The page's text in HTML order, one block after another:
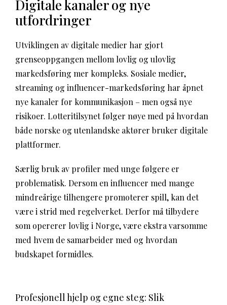
Digitale kanaler og nye
utfordringer
Utviklingen av digitale medier har gjort
grenseoppgangen mellom lovlig og ulovlig
markedsføring mer kompleks. Sosiale medier,
streaming og influencer-markedsføring har åpnet
nye kanaler for kommunikasjon – men også nye
risikoer. Lotteritilsynet følger nøye med på hvordan
både norske og utenlandske aktører bruker digitale
plattformer.
Særlig bruk av profiler med unge følgere er
problematisk. Dersom en influencer med mange
mindreårige tilhengere promoterer spill, kan det
være i strid med regelverket. Derfor må tilbydere
som opererer lovlig i Norge, være ekstra varsomme
med hvem de samarbeider med og hvordan
budskapet formidles.
Profesjonell hjelp og egne steg: Slik